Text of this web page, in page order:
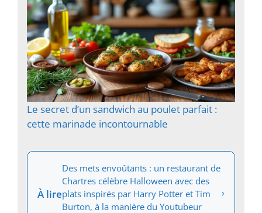
Le secret d’un sandwich au poulet parfait :
cette marinade incontournable
À lire
Des mets envoûtants : un restaurant de
Chartres célèbre Halloween avec des
plats inspirés par Harry Potter et Tim
Burton, à la manière du Youtubeur